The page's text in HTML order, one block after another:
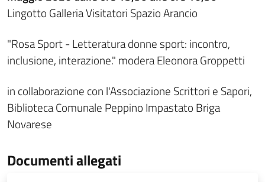
Lingotto Galleria Visitatori Spazio Arancio
"Rosa Sport - Letteratura donne sport: incontro,
inclusione, interazione." modera Eleonora Groppetti
in collaborazione con l'Associazione Scrittori e Sapori,
Biblioteca Comunale Peppino Impastato Briga
Novarese
Documenti allegati